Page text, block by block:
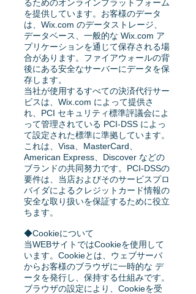
るためのオンラインプラットフォーム
を提供しています。お客様のデータ
は、Wix.com のデータストレージ、
データベース、一般的な Wix.com ア
プリケーションを通じて保存される場
合があります。ファイアウォールの背
後にある安全なサーバーにデータを保
存します。
当社が使用するすべての決済代行サー
ビスは、Wix.com によって提供さ
れ、PCI セキュリティ標準評議会によ
って管理されている PCI-DSS によっ
て設定された標準に準拠しています。
これは、Visa、MasterCard、
American Express、Discover などの
ブランドの共同努力です。PCI-DSSの
要件は、当店およびそのサービスプロ
バイダによるクレジットカード情報の
安全な取り扱いを保証するために役立
ちます。
◆Cookieについて
当WEBサイトではCookieを使用して
います。Cookieとは、ウェブサーバ
からお客様のブラウザに一時的な デ
ータを発行し、保持する仕組みです。
ブラウザの設定により、Cookieを受